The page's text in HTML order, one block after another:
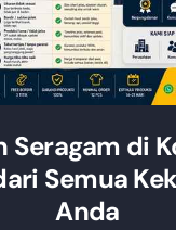
Seragam di
Semua
Anda